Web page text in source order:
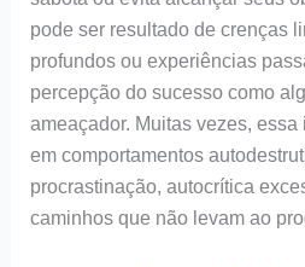
pode ser resultado de crenças
profundos ou experiências
percepção do sucesso como
ameaçador. Muitas vezes,
em comportamentos
procrastinação, autocrítica
caminhos que não levam ao